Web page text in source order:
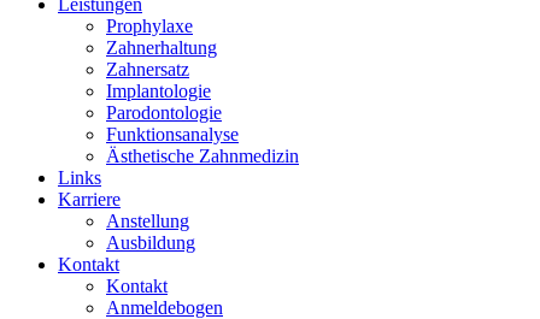
Leistungen
Prophylaxe
Zahnerhaltung
Zahnersatz
Implantologie
Parodontologie
Funktionsanalyse
Ästhetische Zahnmedizin
Links
Karriere
Anstellung
Ausbildung
Kontakt
Kontakt
Anmeldebogen